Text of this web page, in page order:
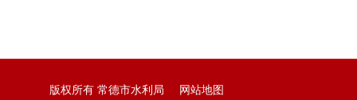
版权所有 常德市水利局 网站地图